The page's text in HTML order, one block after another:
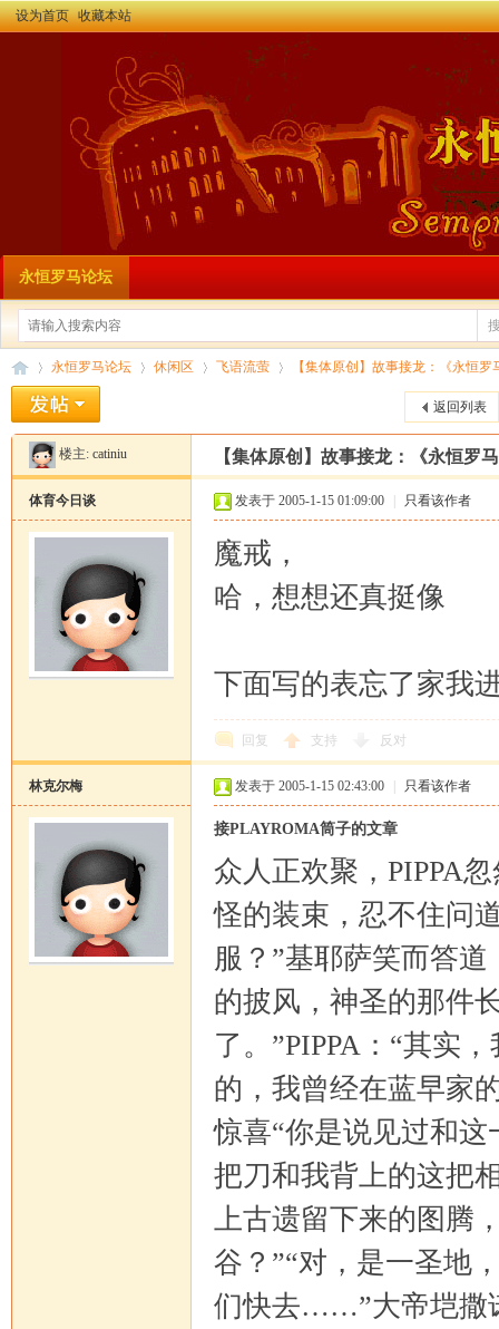
设为首页 收藏本站
永恒罗马论坛
»
永恒罗马论坛 休闲区 飞语流萤
›
【集体原创】故事接龙：《永恒罗
返回列表
楼主: catiniu 【集体原创】故事接龙：《永恒罗
体育今日谈 发表于 2005-1-15 01:09:00 只看该作者
魔戒，
哈，想想还真挺像
下面写的表忘了家我
回复 支持 反对
林克尔梅 发表于 2005-1-15 02:43:00 只看该作者
接PLAYROMA筒子的文章
众人正欢聚，PIPPA
怪的装束，忍不住问
服？”基耶萨笑而答
的披风，神圣的那件
了。”PIPPA：“其实
的，我曾经在蓝早家
惊喜“你是说见过和
把刀和我背上的这把
上古遗留下来的图腾
谷？”“对，是一圣地
们快去……”大帝垲撒